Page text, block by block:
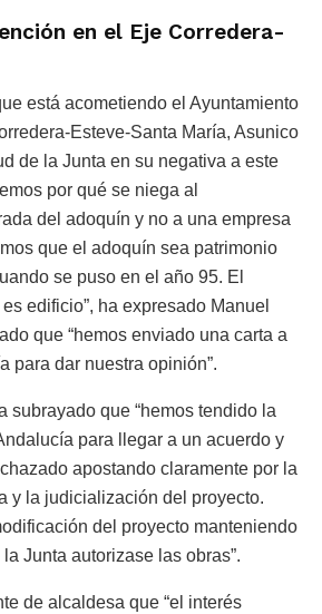
en el Eje Corredera-
está acometiendo el Ayuntamiento
Esteve-Santa María, Asunico
de la Junta en su negativa a este
por qué se niega al
del adoquín y no a una empresa
que el adoquín sea patrimonio
se puso en el año 95. El
edificio”, ha expresado Manuel
que “hemos enviado una carta a
para dar nuestra opinión”.
subrayado que “hemos tendido la
para llegar a un acuerdo y
apostando claramente por la
y la judicialización del proyecto.
del proyecto manteniendo
Junta autorizase las obras”.
de alcaldesa que “el interés